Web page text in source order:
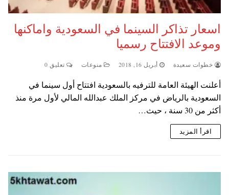
اسعار تذاكر السينما في السعودية واماكنها
وموعد الافتتاح رسميا
خطوات سعيدة أبريل 16, 2018 منوعات تعليق 0
أعلنت الهيئة العامة للترفيه بالسعودية افتتاح أول سينما في
السعودية بالرياض في مركز الملك عبدالله المالي لأول مرة منذ
أكثر من 30 سنة ، حيث…
اقرأ المزيد